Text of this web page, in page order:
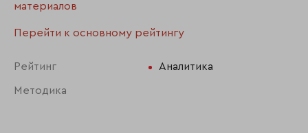
материалов
Перейти к основному рейтингу
Рейтинг Аналитика
Методика